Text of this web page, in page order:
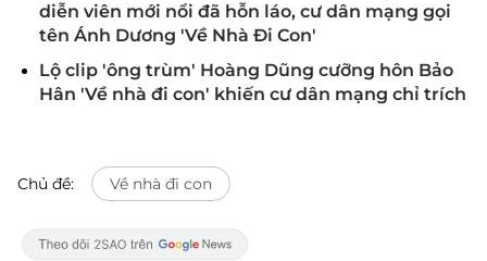
diễn viên mới nổi đã hỗn láo, cư dân mạng gọi
tên Ánh Dương 'Về Nhà Đi Con'
Lộ clip 'ông trùm' Hoàng Dũng cưỡng hôn Bảo
Hân 'Về nhà đi con' khiến cư dân mạng chỉ trích
Chủ đề: Về nhà đi con